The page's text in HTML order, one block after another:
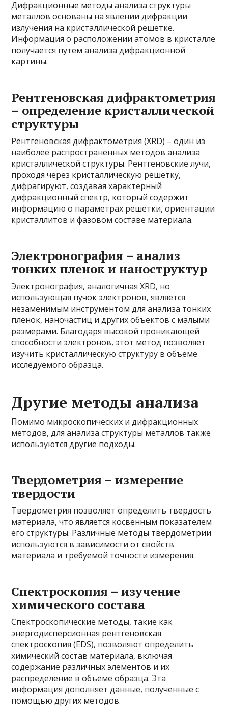
Дифракционные методы анализа структуры
металлов основаны на явлении дифракции
излучения на кристаллической решетке.
Информация о расположении атомов в кристалле
получается путем анализа дифракционной
картины.
Рентгеновская дифрактометрия
– определение кристаллической
структуры
Рентгеновская дифрактометрия (XRD) – один из
наиболее распространенных методов анализа
кристаллической структуры. Рентгеновские лучи,
проходя через кристаллическую решетку,
дифрагируют, создавая характерный
дифракционный спектр, который содержит
информацию о параметрах решетки, ориентации
кристаллитов и фазовом составе материала.
Электронография – анализ
тонких пленок и наноструктур
Электронография, аналогичная XRD, но
использующая пучок электронов, является
незаменимым инструментом для анализа тонких
пленок, наночастиц и других объектов с малыми
размерами. Благодаря высокой проникающей
способности электронов, этот метод позволяет
изучить кристаллическую структуру в объеме
исследуемого образца.
Другие методы анализа
Помимо микроскопических и дифракционных
методов, для анализа структуры металлов также
используются другие подходы.
Твердометрия – измерение
твердости
Твердометрия позволяет определить твердость
материала, что является косвенным показателем
его структуры. Различные методы твердометрии
используются в зависимости от свойств
материала и требуемой точности измерения.
Спектроскопия – изучение
химического состава
Спектроскопические методы, такие как
энергодисперсионная рентгеновская
спектроскопия (EDS), позволяют определить
химический состав материала, включая
содержание различных элементов и их
распределение в объеме образца. Эта
информация дополняет данные, полученные с
помощью других методов.